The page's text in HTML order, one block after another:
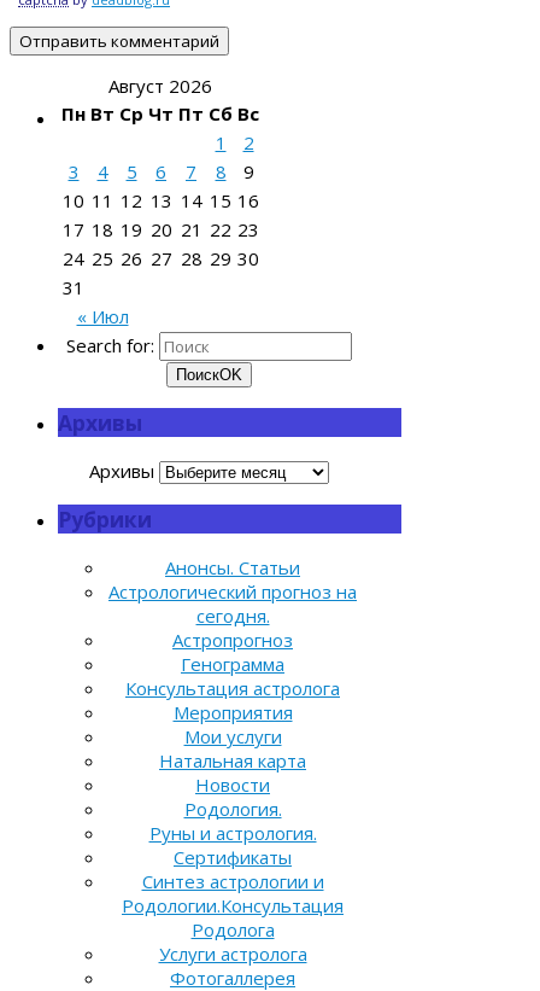
Август 2026
Пн Вт Ср Чт Пт Сб Вс
« Июл
1
2
3
4 5 6 7 8
9
10 11 12 13 14 15 16
17 18 19 20 21 22 23
24 25 26 27 28 29 30
31
Search for:
ПоискOK
Архивы
Архивы
Рубрики
Анонсы. Статьи
Астрологический прогноз на
сегодня.
Астропрогноз
Генограмма
Консультация астролога
Мероприятия
Мои услуги
Натальная карта
Новости
Родология.
Руны и астрология.
Сертификаты
Синтез астрологии и
Родологии.Консультация
Родолога
Услуги астролога
Фотогаллерея